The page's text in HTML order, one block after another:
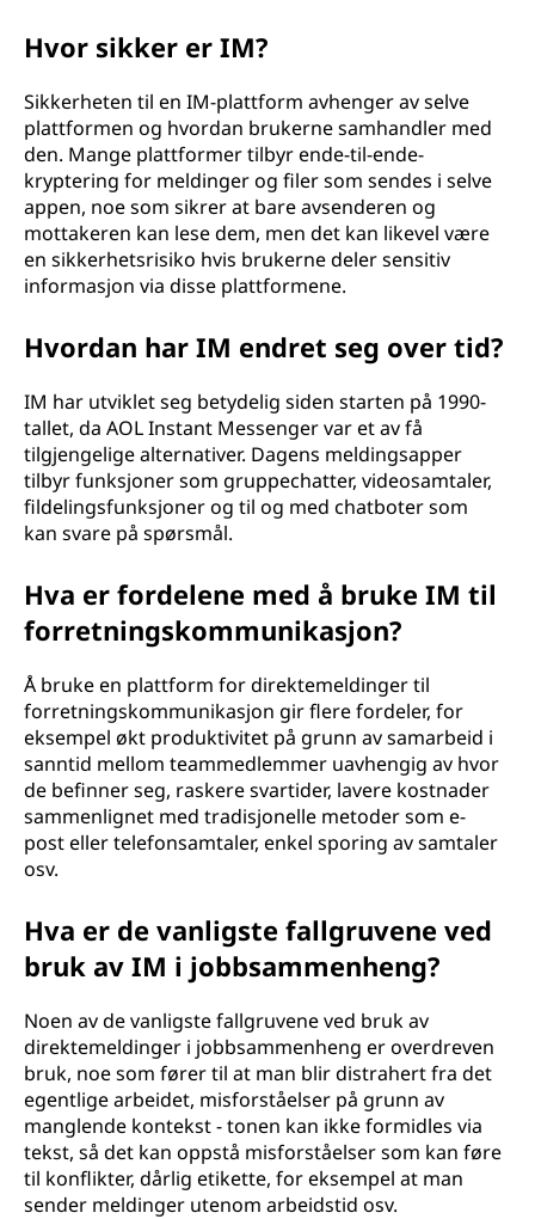
Hvor sikker er IM?
Sikkerheten til en IM-plattform avhenger av selve
plattformen og hvordan brukerne samhandler med
den. Mange plattformer tilbyr ende-til-ende-
kryptering for meldinger og filer som sendes i selve
appen, noe som sikrer at bare avsenderen og
mottakeren kan lese dem, men det kan likevel være
en sikkerhetsrisiko hvis brukerne deler sensitiv
informasjon via disse plattformene.
Hvordan har IM endret seg over tid?
IM har utviklet seg betydelig siden starten på 1990-
tallet, da AOL Instant Messenger var et av få
tilgjengelige alternativer. Dagens meldingsapper
tilbyr funksjoner som gruppechatter, videosamtaler,
fildelingsfunksjoner og til og med chatboter som
kan svare på spørsmål.
Hva er fordelene med å bruke IM til
forretningskommunikasjon?
Å bruke en plattform for direktemeldinger til
forretningskommunikasjon gir flere fordeler, for
eksempel økt produktivitet på grunn av samarbeid i
sanntid mellom teammedlemmer uavhengig av hvor
de befinner seg, raskere svartider, lavere kostnader
sammenlignet med tradisjonelle metoder som e-
post eller telefonsamtaler, enkel sporing av samtaler
osv.
Hva er de vanligste fallgruvene ved
bruk av IM i jobbsammenheng?
Noen av de vanligste fallgruvene ved bruk av
direktemeldinger i jobbsammenheng er overdreven
bruk, noe som fører til at man blir distrahert fra det
egentlige arbeidet, misforståelser på grunn av
manglende kontekst - tonen kan ikke formidles via
tekst, så det kan oppstå misforståelser som kan føre
til konflikter, dårlig etikette, for eksempel at man
sender meldinger utenom arbeidstid osv.